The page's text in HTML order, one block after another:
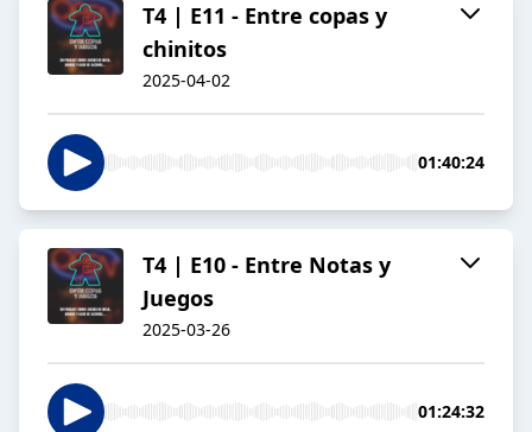
T4 | E11 - Entre copas y
chinitos
2025-04-02
01:40:24
T4 | E10 - Entre Notas y
Juegos
2025-03-26
01:24:32